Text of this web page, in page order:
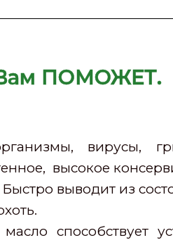
ПОМОЖЕТ.
вирусы,
высокое
выводит из
способствует